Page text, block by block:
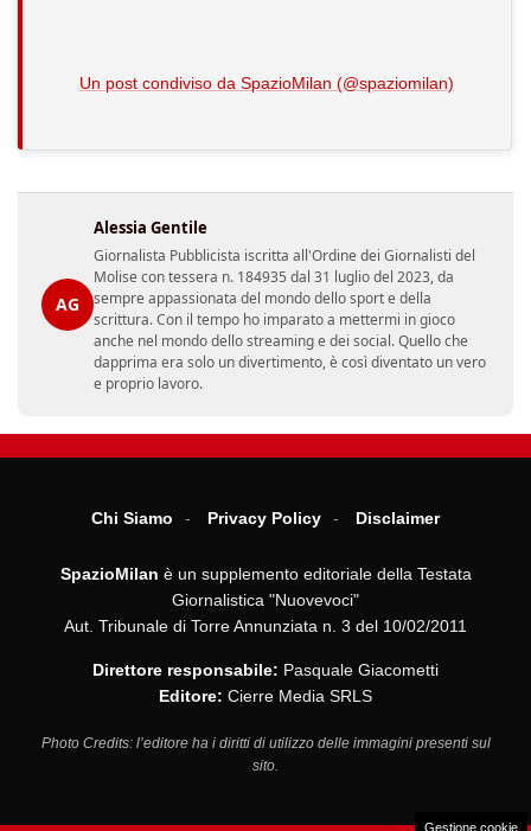
Un post condiviso da SpazioMilan (@spaziomilan)
AG
Alessia Gentile
Giornalista Pubblicista iscritta all'Ordine dei Giornalisti del
Molise con tessera n. 184935 dal 31 luglio del 2023, da
sempre appassionata del mondo dello sport e della
scrittura. Con il tempo ho imparato a mettermi in gioco
anche nel mondo dello streaming e dei social. Quello che
dapprima era solo un divertimento, è così diventato un vero
e proprio lavoro.
Chi Siamo Privacy Policy Disclaimer
SpazioMilan è un supplemento editoriale della Testata
Giornalistica "Nuovevoci"
Aut. Tribunale di Torre Annunziata n. 3 del 10/02/2011
Direttore responsabile: Pasquale Giacometti
Editore: Cierre Media SRLS
Photo Credits: l’editore ha i diritti di utilizzo delle immagini presenti sul
sito.
Gestione cookie